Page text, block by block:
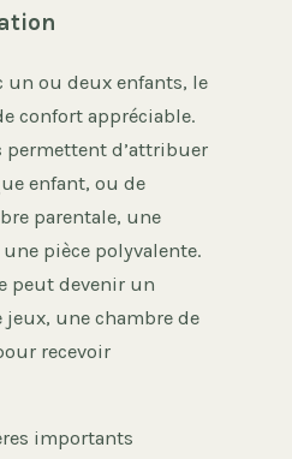
un ou deux enfants, le
confort appréciable.
permettent d’attribuer
enfant, ou de
parentale, une
pièce polyvalente.
peut devenir un
jeux, une chambre de
recevoir
importants